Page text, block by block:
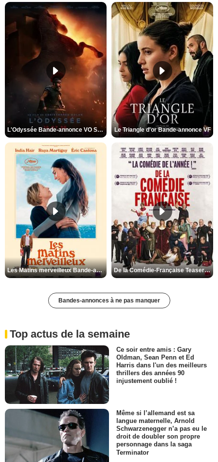
L'Odyssée Bande-annonce VO STFR Le Triangle d'or Bande-annonce VF
Les Matins merveilleux Bande-annonce VF De la Comédie-Française Teaser VF
Bandes-annonces à ne pas manquer
Top actus de la semaine
Ce soir entre amis : Gary
Oldman, Sean Penn et Ed
Harris dans l'un des meilleurs
thrillers des années 90
injustement oublié !
Même si l’allemand est sa
langue maternelle, Arnold
Schwarzenegger n’a pas eu le
droit de doubler son propre
personnage dans la saga
Terminator